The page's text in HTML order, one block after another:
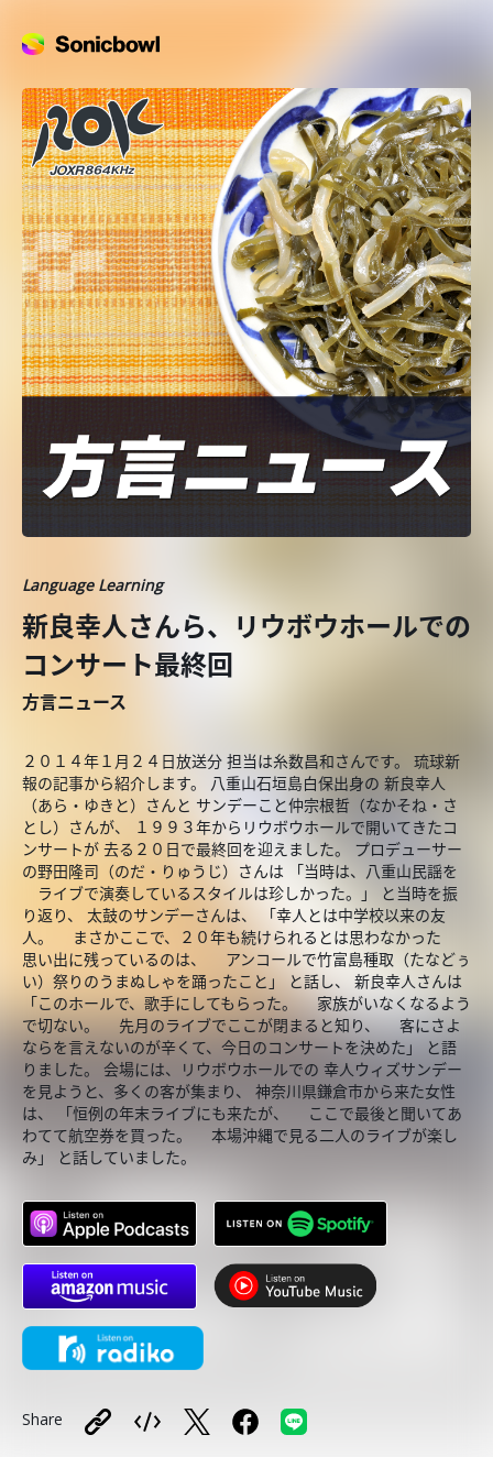
Language Learning
新良幸人さんら、リウボウホールでの
コンサート最終回
方言ニュース
２０１４年１月２４日放送分 担当は糸数昌和さんです。 琉球新
報の記事から紹介します。 八重山石垣島白保出身の 新良幸人
（あら・ゆきと）さんと サンデーこと仲宗根哲（なかそね・さ
とし）さんが、 １９９３年からリウボウホールで開いてきたコ
ンサートが 去る２０日で最終回を迎えました。 プロデューサー
の野田隆司（のだ・りゅうじ）さんは 「当時は、八重山民謡を
ライブで演奏しているスタイルは珍しかった。」 と当時を振
り返り、 太鼓のサンデーさんは、 「幸人とは中学校以来の友
人。 まさかここで、２０年も続けられるとは思わなかった
思い出に残っているのは、 アンコールで竹富島種取（たなどぅ
い）祭りのうまぬしゃを踊ったこと」 と話し、 新良幸人さんは
「このホールで、歌手にしてもらった。 家族がいなくなるよう
で切ない。 先月のライブでここが閉まると知り、 客にさよ
ならを言えないのが辛くて、今日のコンサートを決めた」 と語
りました。 会場には、リウボウホールでの 幸人ウィズサンデー
を見ようと、多くの客が集まり、 神奈川県鎌倉市から来た女性
は、 「恒例の年末ライブにも来たが、 ここで最後と聞いてあ
わてて航空券を買った。 本場沖縄で見る二人のライブが楽し
み」 と話していました。
Share